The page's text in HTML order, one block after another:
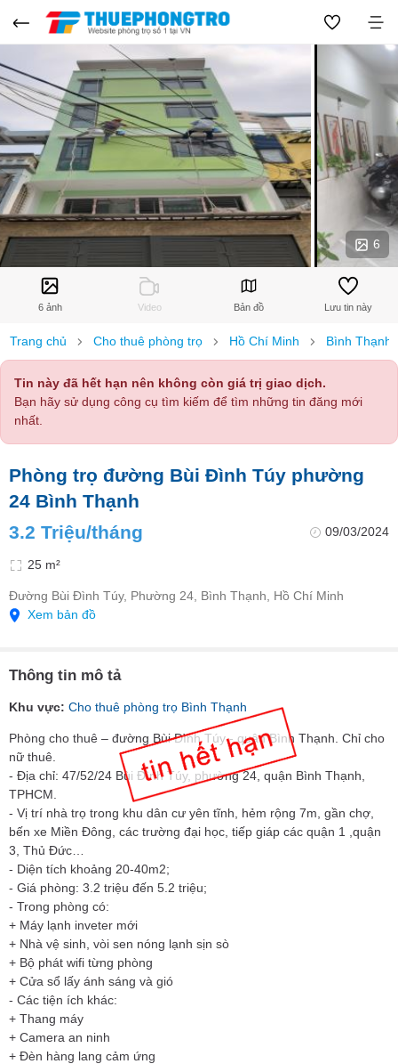
6
6 ảnh Video Bản đồ Lưu tin này
Trang chủ Cho thuê phòng trọ Hồ Chí Minh Bình Thạnh
Tin này đã hết hạn nên không còn giá trị giao dịch.
Bạn hãy sử dụng công cụ tìm kiếm để tìm những tin đăng mới
nhất.
Phòng trọ đường Bùi Đình Túy phường
24 Bình Thạnh
3.2 Triệu/tháng
09/03/2024
25 m²
Đường Bùi Đình Túy, Phường 24, Bình Thạnh, Hồ Chí Minh
Xem bản đồ
Thông tin mô tả
Khu vực: Cho thuê phòng trọ Bình Thạnh
Phòng cho thuê – đường Bùi Đình Túy - quận Bình Thạnh. Chỉ cho
nữ thuê.
- Địa chỉ: 47/52/24 Bùi Đình Túy, phường 24, quận Bình Thạnh,
TPHCM.
- Vị trí nhà trọ trong khu dân cư yên tĩnh, hẻm rộng 7m, gần chợ,
bến xe Miền Đông, các trường đại học, tiếp giáp các quận 1 ,quận
3, Thủ Đức…
- Diện tích khoảng 20-40m2;
- Giá phòng: 3.2 triệu đến 5.2 triệu;
- Trong phòng có:
+ Máy lạnh inveter mới
+ Nhà vệ sinh, vòi sen nóng lạnh sịn sò
+ Bộ phát wifi từng phòng
+ Cửa sổ lấy ánh sáng và gió
- Các tiện ích khác:
+ Thang máy
+ Camera an ninh
+ Đèn hàng lang cảm ứng